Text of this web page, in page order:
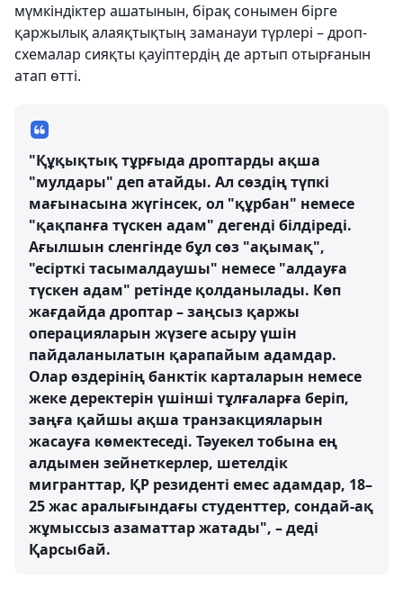
мүмкіндіктер ашатынын, бірақ сонымен бірге
қаржылық алаяқтықтың заманауи түрлері – дроп-
схемалар сияқты қауіптердің де артып отырғанын
атап өтті.
"Құқықтық тұрғыда дроптарды ақша
"мулдары" деп атайды. Ал сөздің түпкі
мағынасына жүгінсек, ол "құрбан" немесе
"қақпанға түскен адам" дегенді білдіреді.
Ағылшын сленгінде бұл сөз "ақымақ",
"есірткі тасымалдаушы" немесе "алдауға
түскен адам" ретінде қолданылады. Көп
жағдайда дроптар – заңсыз қаржы
операцияларын жүзеге асыру үшін
пайдаланылатын қарапайым адамдар.
Олар өздерінің банктік карталарын немесе
жеке деректерін үшінші тұлғаларға беріп,
заңға қайшы ақша транзакцияларын
жасауға көмектеседі. Тәуекел тобына ең
алдымен зейнеткерлер, шетелдік
мигранттар, ҚР резиденті емес адамдар, 18–
25 жас аралығындағы студенттер, сондай-ақ
жұмыссыз азаматтар жатады", – деді
Қарсыбай.